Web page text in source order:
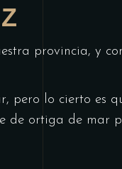
provincia, y
pero lo cierto es
de ortiga de